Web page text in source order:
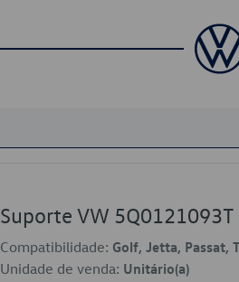
Suporte VW 5Q0121093T
Compatibilidade: Golf, Jetta, Passat,
Unidade de venda: Unitário(a)